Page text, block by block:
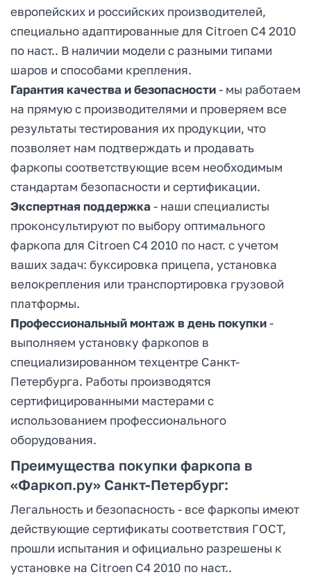
европейских и российских производителей,
специально адаптированные для Citroen C4 2010
по наст.. В наличии модели с разными типами
шаров и способами крепления.
Гарантия качества и безопасности- мы работаем
на прямую с производителями и проверяем все
результаты тестирования их продукции, что
позволяет нам подтверждать и продавать
фаркопы соответствующие всем необходимым
стандартам безопасности и сертификации.
Экспертная поддержка - наши специалисты
проконсультируют по выбору оптимального
фаркопа для Citroen C4 2010 по наст. с учетом
ваших задач: буксировка прицепа, установка
велокрепления или транспортировка грузовой
платформы.
Профессиональный монтаж в день покупки-
выполняем установку фаркопов в
специализированном техцентре Санкт-
Петербурга. Работы производятся
сертифицированными мастерами с
использованием профессионального
оборудования.
Преимущества покупки фаркопа в
«Фаркоп.ру» Санкт-Петербург:
Легальность и безопасность - все фаркопы имеют
действующие сертификаты соответствия ГОСТ,
прошли испытания и официально разрешены к
установке на Citroen C4 2010 по наст..